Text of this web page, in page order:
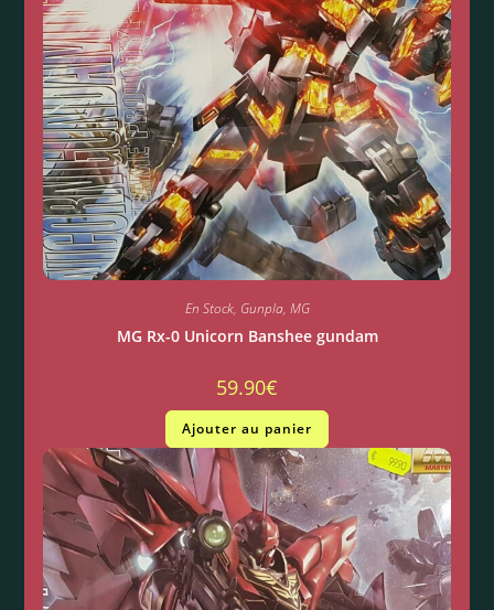
En Stock, Gunpla, MG
MG Rx-0 Unicorn Banshee gundam
59.90€
Ajouter au panier